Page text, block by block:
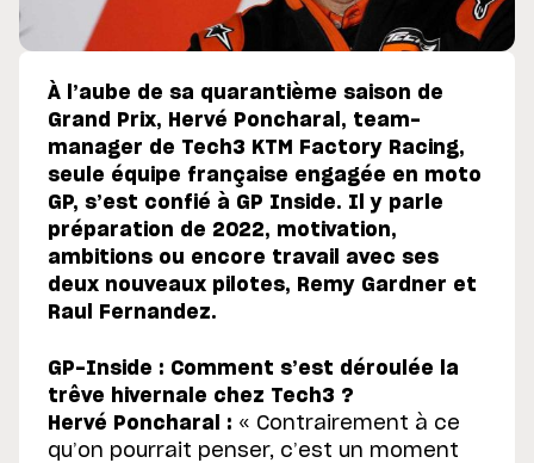
À l’aube de sa quarantième saison de
Grand Prix, Hervé Poncharal, team-
manager de Tech3 KTM Factory Racing,
seule équipe française engagée en moto
GP, s’est confié à GP Inside. Il y parle
préparation de 2022, motivation,
ambitions ou encore travail avec ses
deux nouveaux pilotes, Remy Gardner et
Raul Fernandez.
GP-Inside : Comment s’est déroulée la
trêve hivernale chez Tech3 ?
Hervé Poncharal : « Contrairement à ce
qu’on pourrait penser, c’est un moment